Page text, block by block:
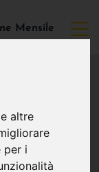
altre
per i
Mensile